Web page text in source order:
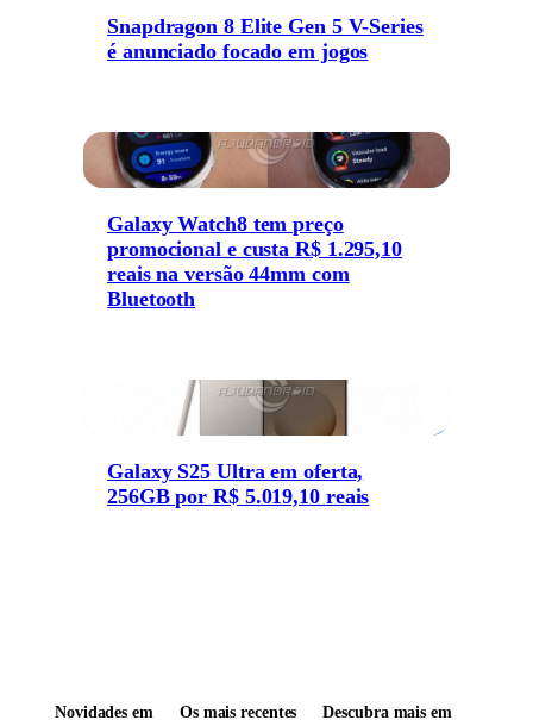
Snapdragon 8 Elite Gen 5 V-Series
é anunciado focado em jogos
Galaxy Watch8 tem preço
promocional e custa R$ 1.295,10
reais na versão 44mm com
Bluetooth
Galaxy S25 Ultra em oferta,
256GB por R$ 5.019,10 reais
Novidades em Os mais recentes Descubra mais em